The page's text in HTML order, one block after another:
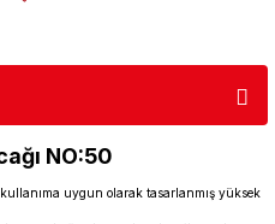
NO:50
kullanıma uygun olarak tasarlanmış yüksek